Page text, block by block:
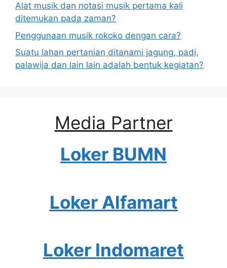
Alat musik dan notasi musik pertama kali
ditemukan pada zaman?
Penggunaan musik rokoko dengan cara?
Suatu lahan pertanian ditanami jagung, padi,
palawija dan lain lain adalah bentuk kegiatan?
Media Partner
Loker BUMN
Loker Alfamart
Loker Indomaret